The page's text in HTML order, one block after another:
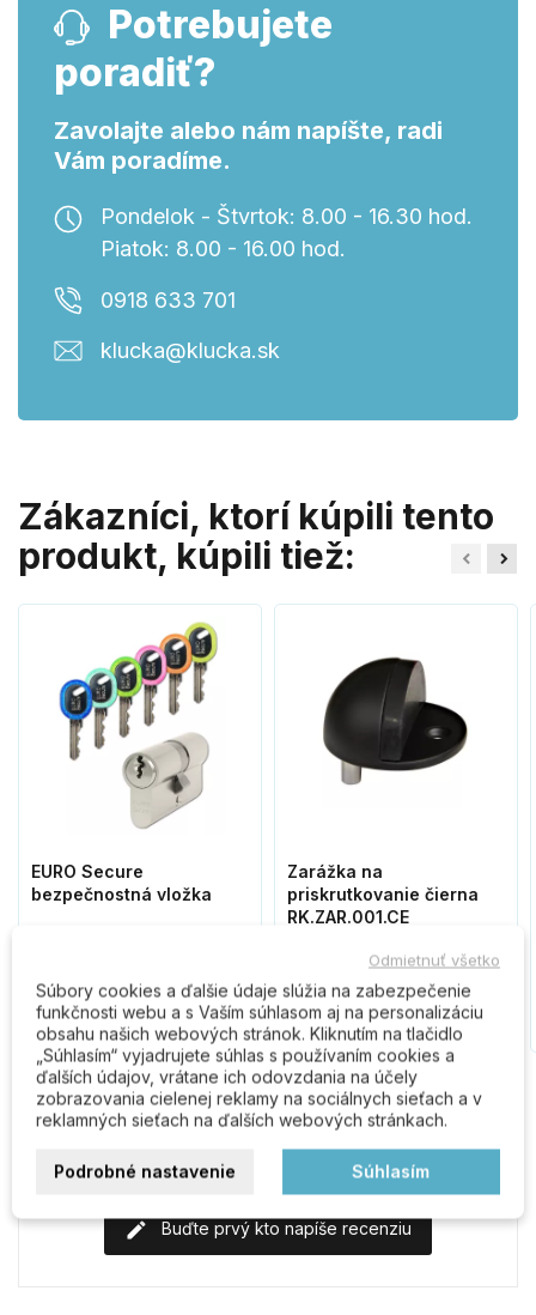
Potrebujete
poradiť?
Zavolajte alebo nám napíšte, radi
Vám poradíme.
Pondelok - Štvrtok: 8.00 - 16.30 hod.
Piatok: 8.00 - 16.00 hod.
0918 633 701
klucka@klucka.sk
Zákazníci, ktorí kúpili tento
produkt, kúpili tiež:
EURO Secure
bezpečnostná vložka
Do košíka
Zarážka na
priskrutkovanie čierna
RK.ZAR.001.CE
Do košíka
Komentáre (0)
Buďte prvý kto napíše recenziu
Odmietnuť všetko
Súbory cookies a ďalšie údaje slúžia na zabezpečenie
funkčnosti webu a s Vaším súhlasom aj na personalizáciu
obsahu našich webových stránok. Kliknutím na tlačidlo
„Súhlasím“ vyjadrujete súhlas s používaním cookies a
ďalších údajov, vrátane ich odovzdania na účely
zobrazovania cielenej reklamy na sociálnych sieťach a v
reklamných sieťach na ďalších webových stránkach.
Podrobné nastavenie Súhlasím